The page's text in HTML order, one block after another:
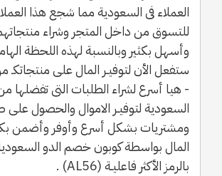
العملاء فى السعودية مما شجع هذا
للتسوق من داخل المتجر وشراء
وأسهل بكثير وبالنسبة لهذه اللحظة
ستفعل الأن لتوفيـر المال على
- هيا أسرع لشراء الطلبات التى تفضلها
السعودية لتوفيـر الاموال والحصول على
ومشتريات بشكل أسرع وأوفر وأضمن
بالرمز الأكثر فاعليـة (AL56) .